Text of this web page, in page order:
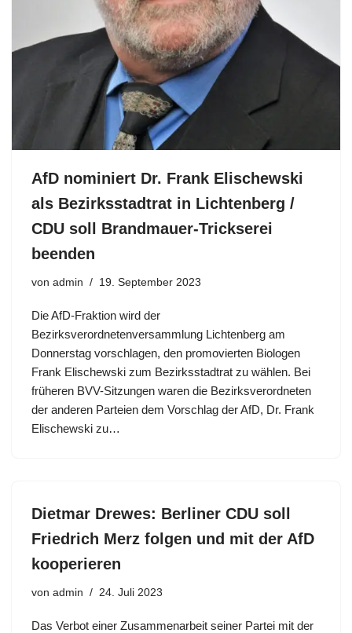
AfD nominiert Dr. Frank Elischewski
als Bezirksstadtrat in Lichtenberg /
CDU soll Brandmauer-Trickserei
beenden
von admin 19. September 2023
Die AfD-Fraktion wird der
Bezirksverordnetenversammlung Lichtenberg am
Donnerstag vorschlagen, den promovierten Biologen
Frank Elischewski zum Bezirksstadtrat zu wählen. Bei
früheren BVV-Sitzungen waren die Bezirksverordneten
der anderen Parteien dem Vorschlag der AfD, Dr. Frank
Elischewski zu…
Dietmar Drewes: Berliner CDU soll
Friedrich Merz folgen und mit der AfD
kooperieren
von admin 24. Juli 2023
Das Verbot einer Zusammenarbeit seiner Partei mit der